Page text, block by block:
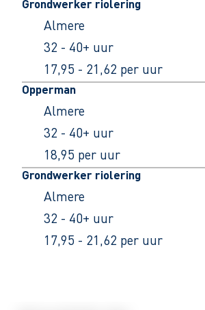
Grondwerker riolering
Almere
32 - 40+ uur
17,95 - 21,62 per uur
Opperman
Almere
32 - 40+ uur
18,95 per uur
Grondwerker riolering
Almere
32 - 40+ uur
17,95 - 21,62 per uur